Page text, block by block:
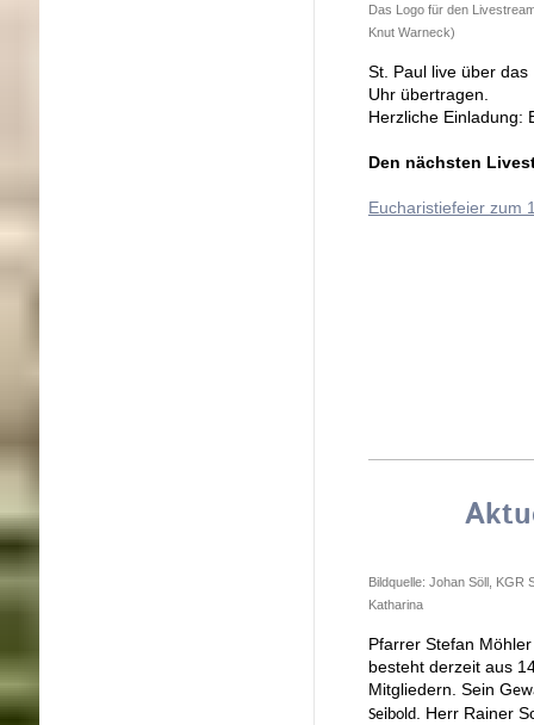
Das Logo für den
Knut Warneck)
St. Paul live über
Uhr übertragen.
Herzliche Einladung:
Den nächsten
Eucharistiefeier zum
Bildquelle: Johan Söll, KGR
Katharina
Pfarrer Stefan
bestehtderzeit aus
Mitgliedern. Sein G
Seibold. Herr Rainer